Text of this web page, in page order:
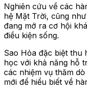
Nghiên cứu về các
hệ Mặt Trời, cũng
đang mở ra cơ hội
điều kiện sống.
Sao Hỏa đặc biệt thu
học với khả năng hỗ
các nhiệm vụ thăm
mới để hiểu biết về